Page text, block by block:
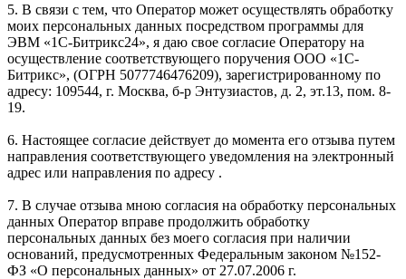
5. В связи с тем, что Оператор может осуществлять обработку
моих персональных данных посредством программы для
ЭВМ «1С-Битрикс24», я даю свое согласие Оператору на
осуществление соответствующего поручения ООО «1С-
Битрикс», (ОГРН 5077746476209), зарегистрированному по
адресу: 109544, г. Москва, б-р Энтузиастов, д. 2, эт.13, пом. 8-
19.
6. Настоящее согласие действует до момента его отзыва путем
направления соответствующего уведомления на электронный
адрес или направления по адресу .
7. В случае отзыва мною согласия на обработку персональных
данных Оператор вправе продолжить обработку
персональных данных без моего согласия при наличии
оснований, предусмотренных Федеральным законом №152-
ФЗ «О персональных данных» от 27.07.2006 г.